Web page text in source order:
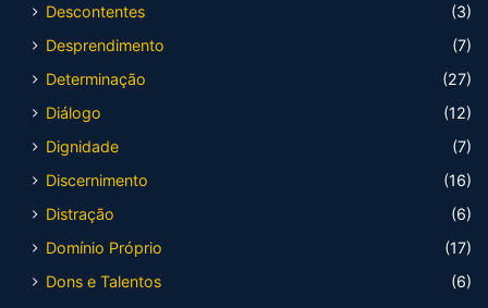
Descontentes
(3)
Desprendimento
(7)
Determinação
(27)
Diálogo
(12)
Dignidade
(7)
Discernimento
(16)
Distração
(6)
Domínio Próprio
(17)
Dons e Talentos
(6)